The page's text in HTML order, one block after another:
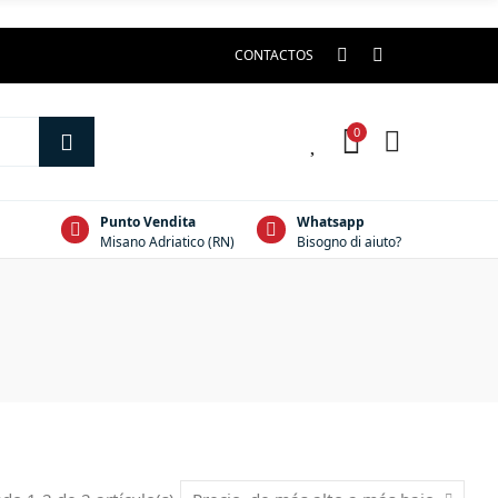
CONTACTOS
0
Punto Vendita
Misano Adriatico (RN)
Whatsapp
Bisogno di aiuto?